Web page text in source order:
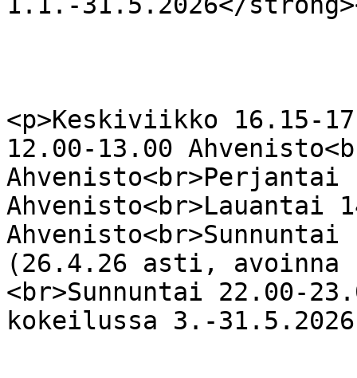
<p>Keskiviikko 16.15-
12.00-13.00
Ahvenisto<br>Perjantai
Ahvenisto<br>Lauantai
(26.4.26 asti, avoinna
<br>Sunnuntai 22.00-
kokeilussa 3.-